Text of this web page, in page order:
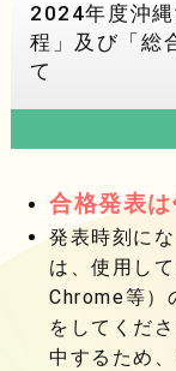
2024年度沖
程」及び「総
て
合格発表は
発表時刻に
は、使用し
Chrome等）
をしてくだ
中するため